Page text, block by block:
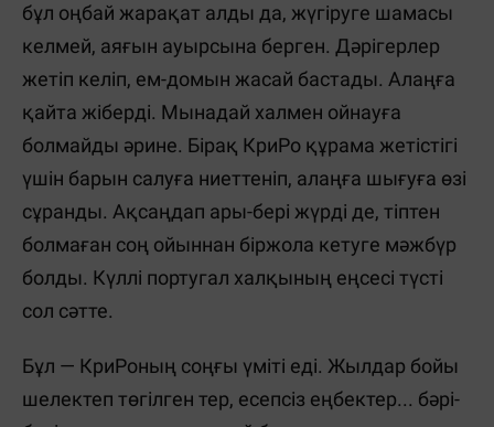
бұл оңбай жарақат алды да, жүгіруге шамасы
келмей, аяғын ауырсына берген. Дәрігерлер
жетіп келіп, ем-домын жасай бастады. Алаңға
қайта жіберді. Мынадай халмен ойнауға
болмайды әрине. Бірақ КриРо құрама жетістігі
үшін барын салуға ниеттеніп, алаңға шығуға өзі
сұранды. Ақсаңдап ары-бері жүрді де, тіптен
болмаған соң ойыннан біржола кетуге мәжбүр
болды. Күллі португал халқының еңсесі түсті
сол сәтте.
Бұл — КриРоның соңғы үміті еді. Жылдар бойы
шелектеп төгілген тер, есепсіз еңбектер... бәрі-